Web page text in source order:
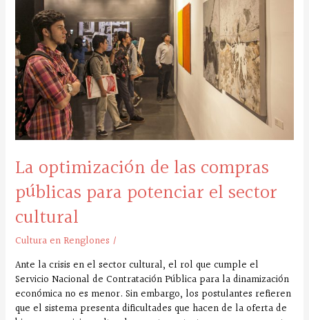
La optimización de las compras
públicas para potenciar el sector
cultural
Cultura en Renglones /
Ante la crisis en el sector cultural, el rol que cumple el
Servicio Nacional de Contratación Pública para la dinamización
económica no es menor. Sin embargo, los postulantes refieren
que el sistema presenta dificultades que hacen de la oferta de
compras
públicas
para
potenciar
el
sector
cultural